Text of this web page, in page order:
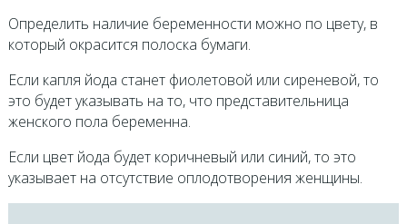
Определить наличие беременности можно по цвету, в
который окрасится полоска бумаги.
Если капля йода станет фиолетовой или сиреневой, то
это будет указывать на то, что представительница
женского пола беременна.
Если цвет йода будет коричневый или синий, то это
указывает на отсутствие оплодотворения женщины.